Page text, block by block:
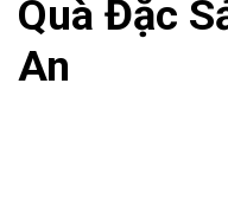
Quà Đặc
An